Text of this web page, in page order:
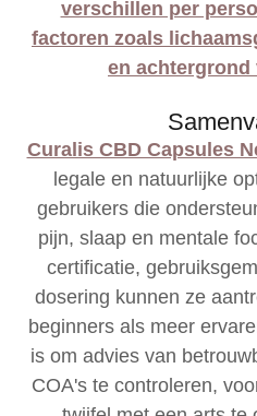
verschillen per
factoren zoals
en achtergrond
Curalis CBD Capsules
legale en natuurlijke
gebruikers die
pijn, slaap en mentale
certificatie,
dosering kunnen ze
beginners als meer
is om advies van
COA's te controleren,